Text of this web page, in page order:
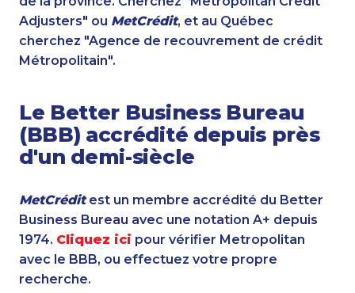
Adjusters" ou MetCrédit, et au Québec
cherchez "Agence de recouvrement de crédit
Métropolitain".
Le Better Business Bureau
(BBB) accrédité depuis près
d'un demi-siècle
MetCréditest un membre accrédité du Better
Business Bureau avec une notation A+ depuis
1974. Cliquez ici pour vérifier Metropolitan
avec le BBB, ou effectuez votre propre
recherche.